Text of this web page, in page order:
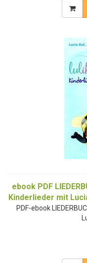
ebook PDF
Kinderlieder mit
PDF-ebook